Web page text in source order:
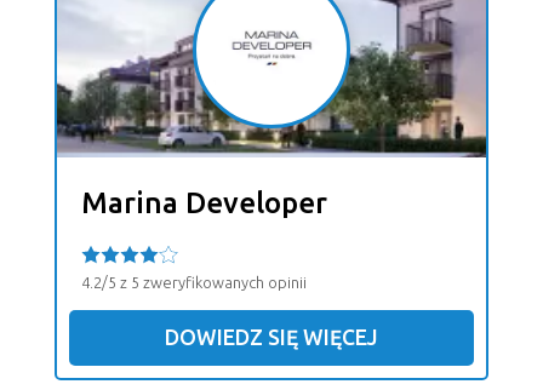
Marina Developer
4.2/5 z 5 zweryfikowanych opinii
DOWIEDZ SIĘ WIĘCEJ